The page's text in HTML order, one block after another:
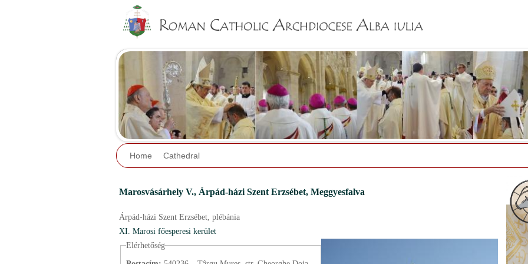
Home Cathedral
Marosvásárhely V., Árpád-házi Szent Erzsébet, Meggyesfalva
Árpád-házi Szent Erzsébet, plébánia
XI. Marosi főesperesi kerület
Elérhetőség